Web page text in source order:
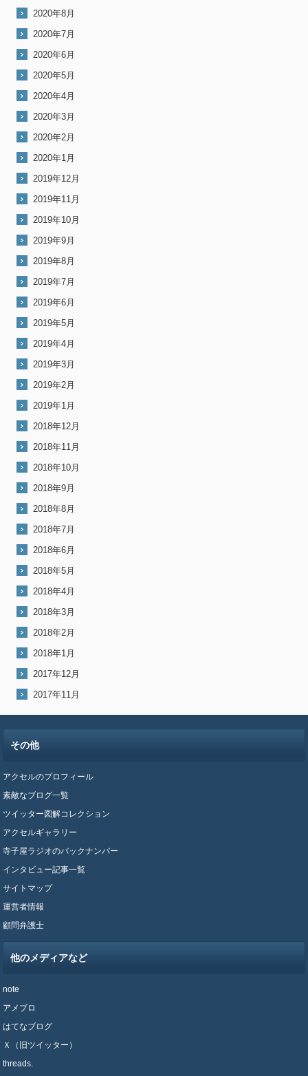
2020年8月
2020年7月
2020年6月
2020年5月
2020年4月
2020年3月
2020年2月
2020年1月
2019年12月
2019年11月
2019年10月
2019年9月
2019年8月
2019年7月
2019年6月
2019年5月
2019年4月
2019年3月
2019年2月
2019年1月
2018年12月
2018年11月
2018年10月
2018年9月
2018年8月
2018年7月
2018年6月
2018年5月
2018年4月
2018年3月
2018年2月
2018年1月
2017年12月
2017年11月
その他
アクセルのプロフィール
素敵なブログ一覧
ツイッター図解コレクション
アクセルギャラリー
寺子屋ラジオのバックナンバー
インタビュー記事一覧
サイトマップ
運営者情報
顧問弁護士
他のメディアなど
note
アメブロ
はてなブログ
Ｘ（旧ツイッター）
threads.